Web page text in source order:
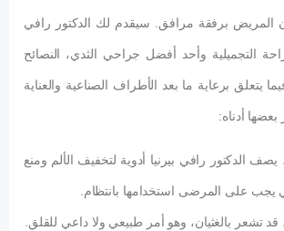
برفقة مرافق. سيقدم لك الدكتور رافي
التجميلية وأحد أفضل جراحي الثدي، النصائح
يتعلق برعاية ما بعد الأطراف الصناعية والعناية
أدناه:
الدكتور رافي بيرنيا أدوية لتخفيف الألم ومنع
يجب على المرضى استخدامها بانتظام.
تشعر بالغثيان، وهو أمر طبيعي ولا داعي للقلق.